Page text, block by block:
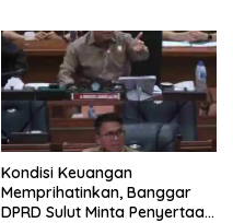
Kondisi Keuangan
Memprihatinkan, Banggar
DPRD Sulut Minta Penyertaan